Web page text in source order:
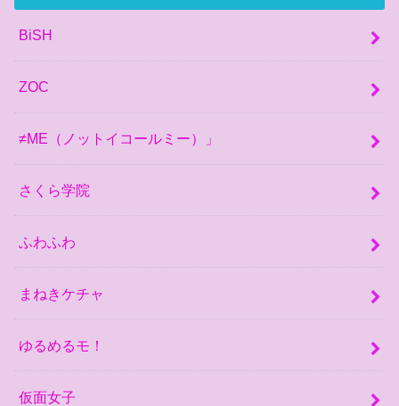
BiSH
ZOC
≠ME（ノットイコールミー）」
さくら学院
ふわふわ
まねきケチャ
ゆるめるモ！
仮面女子